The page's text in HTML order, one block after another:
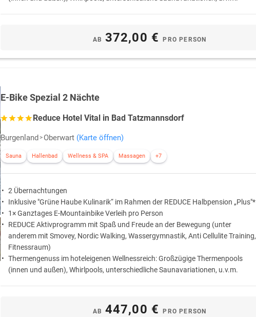
AB 372,00 €PRO PERSON
E-Bike Spezial 2 Nächte
Reduce Hotel Vital in Bad Tatzmannsdorf
Burgenland Oberwart (Karte öffnen)
Sauna Hallenbad Wellness & SPA Massagen +7
2 Übernachtungen
Inklusive "Grüne Haube Kulinarik“ im Rahmen der REDUCE Halbpension „Plus"*
1× Ganztages E-Mountainbike Verleih pro Person
REDUCE Aktivprogramm mit Spaß und Freude an der Bewegung (unter
anderem mit Smovey, Nordic Walking, Wassergymnastik, Anti Cellulite Training,
Fitnessraum)
Thermengenuss im hoteleigenen Wellnessreich: Großzügige Thermenpools
(innen und außen), Whirlpools, unterschiedliche Saunavariationen, u.v.m.
AB 447,00 €PRO PERSON